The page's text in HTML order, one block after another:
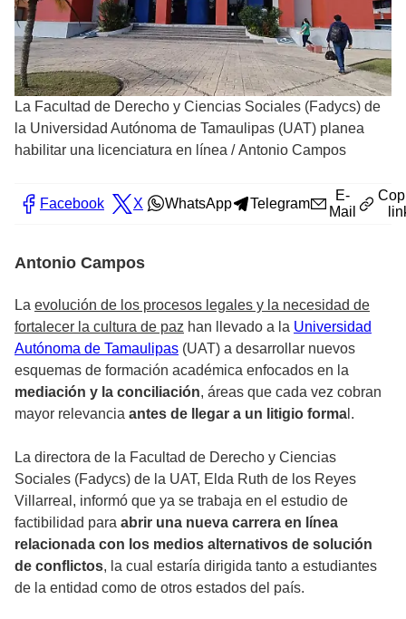
La Facultad de Derecho y Ciencias Sociales (Fadycs) de
la Universidad Autónoma de Tamaulipas (UAT) planea
habilitar una licenciatura en línea /Antonio Campos
Facebook X WhatsApp Telegram
E-
Mail
Antonio Campos
La evolución de los procesos legales y la necesidad de
fortalecer la cultura de paz han llevado a la Universidad
Autónoma de Tamaulipas (UAT) a desarrollar nuevos
esquemas de formación académica enfocados en la
mediación y la conciliación, áreas que cada vez cobran
mayor relevancia antes de llegar a un litigio forma l.
La directora de la Facultad de Derecho y Ciencias
Sociales (Fadycs) de la UAT, Elda Ruth de los Reyes
Villarreal, informó que ya se trabaja en el estudio de
factibilidad para abrir una nueva carrera en línea
relacionada con los medios alternativos de solución
de conflictos, la cual estaría dirigida tanto a estudiantes
de la entidad como de otros estados del país.